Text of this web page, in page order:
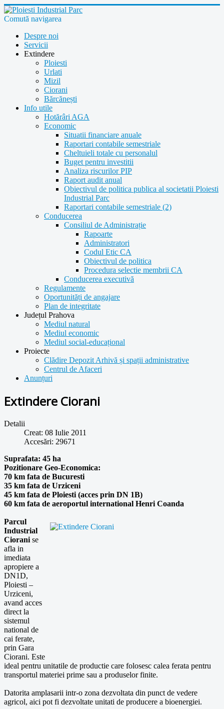
Comută navigarea
Despre noi
Servicii
Extindere
Ploiesti
Urlati
Mizil
Ciorani
Bărcănești
Info utile
Hotărâri AGA
Economic
Situatii financiare anuale
Raportari contabile semestriale
Cheltuieli totale cu personalul
Buget pentru investitii
Analiza riscurilor PIP
Raport audit anual
Obiectivul de politica publica al societatii Ploiesti
Industrial Parc
Raportari contabile semestriale (2)
Conducerea
Consiliul de Administrație
Rapoarte
Administratori
Codul Etic CA
Obiectivul de politica
Procedura selectie membrii CA
Conducerea executivă
Regulamente
Oportunități de angajare
Plan de integritate
Județul Prahova
Mediul natural
Mediul economic
Mediul social-educațional
Proiecte
Clădire Depozit Arhivă și spații administrative
Centrul de Afaceri
Anunțuri
Extindere Ciorani
Detalii
Creat: 08 Iulie 2011
Accesări: 29671
Suprafata: 45 ha
Pozitionare Geo-Economica:
70 km fata de Bucuresti
35 km fata de Urziceni
45 km fata de Ploiesti (acces prin DN 1B)
60 km fata de aeroportul international Henri Coanda
Parcul
Industrial
Ciorani se
afla in
imediata
apropiere a
DN1D,
Ploiesti –
Urziceni,
avand acces
direct la
sistemul
national de
cai ferate,
prin Gara
Ciorani. Este
ideal pentru unitatile de productie care folosesc calea ferata pentru
transportul materiei prime sau a produselor finite.
Datorita amplasarii intr-o zona dezvoltata din punct de vedere
agricol, aici pot fi dezvoltate unitati de producere a bioenergiei.